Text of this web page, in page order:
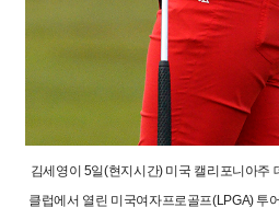
김세영이 5일(현지시간) 미국 캘리포니아주
클럽에서 열린 미국여자프로골프(LPGA) 투